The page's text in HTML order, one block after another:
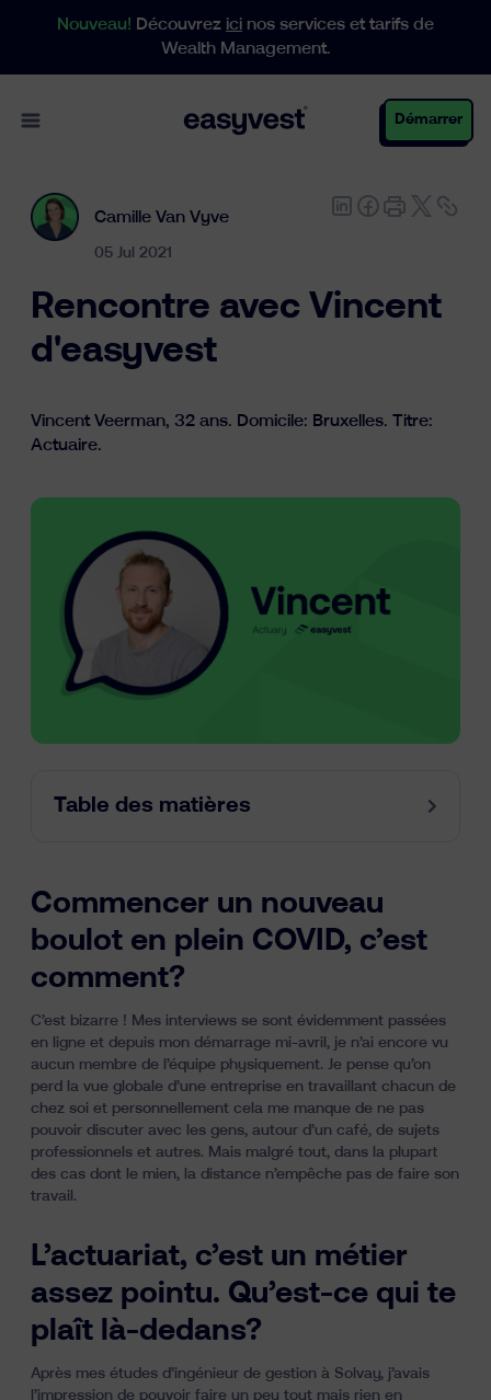
Nouveau! Découvrez ici nos services et tarifs de
Wealth Management.
Open main menu Démarrer
Particuliers
Entreprises
Gestion de patrimoine
Ressources
Camille Van Vyve
05 Jul 2021
Rencontre avec Vincent
d'easyvest
Vincent Veerman, 32 ans. Domicile: Bruxelles. Titre:
Actuaire.
Table des matières
Commencer un nouveau
boulot en plein COVID, c’est
comment?
C’est bizarre ! Mes interviews se sont évidemment passées
en ligne et depuis mon démarrage mi-avril, je n’ai encore vu
aucun membre de l’équipe physiquement. Je pense qu’on
perd la vue globale d’une entreprise en travaillant chacun de
chez soi et personnellement cela me manque de ne pas
pouvoir discuter avec les gens, autour d’un café, de sujets
professionnels et autres. Mais malgré tout, dans la plupart
des cas dont le mien, la distance n’empêche pas de faire son
travail.
L’actuariat, c’est un métier
assez pointu. Qu’est-ce qui te
plaît là-dedans?
Après mes études d’ingénieur de gestion à Solvay, j’avais
l’impression de pouvoir faire un peu tout mais rien en